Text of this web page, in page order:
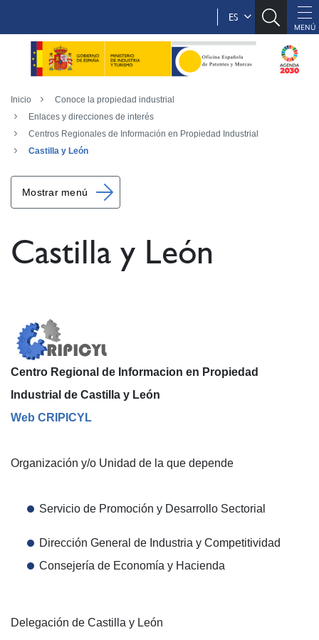
ES
Inicio
Conoce la propiedad industrial
Enlaces y direcciones de interés
Centros Regionales de Información en Propiedad Industrial
Castilla y León
Mostrar menú
Castilla y León
Centro Regional de Informacion en Propiedad
Industrial de Castilla y León
Web CRIPICYL
Organización y/o Unidad de la que depende
Servicio de Promoción y Desarrollo Sectorial
Dirección General de Industria y Competitividad
Consejería de Economía y Hacienda
Delegación de Castilla y León